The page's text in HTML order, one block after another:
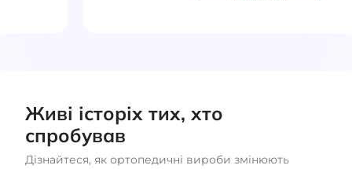
Живі історіх тих, хто
спробував
Дізнайтеся, як ортопедичні вироби змінюють